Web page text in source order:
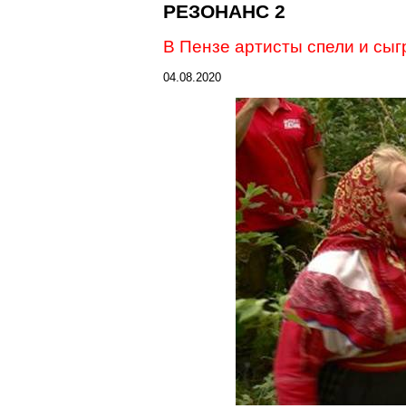
РЕЗОНАНС 2
В Пензе артисты спели и
04.08.2020